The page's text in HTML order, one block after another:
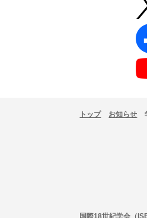
トップ お知らせ